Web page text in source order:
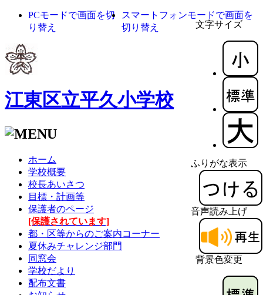
文字サイズ
ふりがな表示
音声読み上げ
背景色変更
PCモードで画面を切
り替え
スマートフォンモードで画面を
切り替え
江東区立平久小学校
ホーム
学校概要
校長あいさつ
目標・計画等
保護者のページ
[保護されています]
都・区等からのご案内コーナー
夏休みチャレンジ部門
同窓会
学校だより
配布文書